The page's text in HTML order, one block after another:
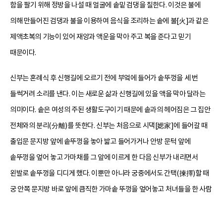
함을 팔기 위해 정방을 나설 때 얼굴에 솥밑 검댕을 칠한다. 이것은 불에
의해 만들어진 검댕과 불을 이용하여 음식을 조리하는 솥에 불[火]과 같은
제액초복의 기능이 있어 재앙과 액운을 막아 주고 복을 준다고 믿기
때문이다.
신부는 혼례식 후 신행길에 오르기 전에 부엌에 들어가 솥뚜껑을 세 번
들썩거려 소리를 낸다. 이는 새로운 삶과 신행길에 있을 액을 막아 달라는
의미이다. 솥은 여성의 주된 생활도구이기 때문에 솥과의 헤어짐은 그 집안
전체와의 분리(分離)를 뜻한다. 신부는 처음으로 시댁[媤家]에 들어갈 때
출입문 문지방 앞에 솥뚜껑을 놓아 밟고 들어가거나 안방 문턱 앞에
솥뚜껑을 엎어 놓고 가마채를 그 앞에 이르게 한 다음 신부가 내리면서
왼발로 솥뚜껑을 디디게 했다. 이뿐만 아니라 궁중에서도 간택(揀擇)할 때
궁 안쪽 문지방 바로 앞에 큼직한 가마솥 뚜껑을 엎어놓고 처녀들을 한 사람